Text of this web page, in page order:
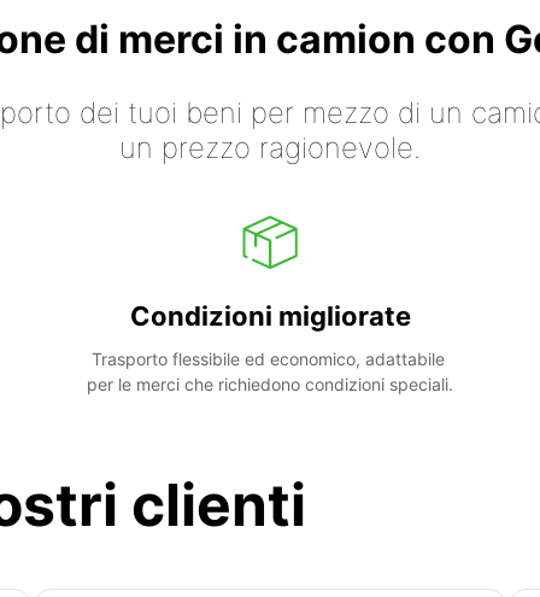
di merci in camion con
dei tuoi beni per mezzo di un
un prezzo ragionevole.
Condizioni migliorate
Trasporto flessibile ed economico, adattabile
per le merci che richiedono condizioni speciali.
clienti